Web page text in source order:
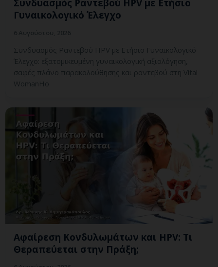
Συνδυασμός Ραντεβού HPV με Ετήσιο
Γυναικολογικό Έλεγχο
Συνδυασμός Ραντεβού HPV με Ετήσιο Γυναικολογικό
Έλεγχο: εξατομικευμένη γυναικολογική αξιολόγηση,
σαφές πλάνο παρακολούθησης και ραντεβού στη Vital
WomanHo
Αφαίρεση Κονδυλωμάτων και HPV: Τι
Θεραπεύεται στην Πράξη;